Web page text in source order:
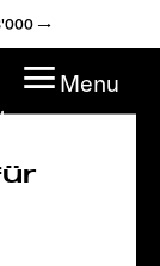
→
Menu